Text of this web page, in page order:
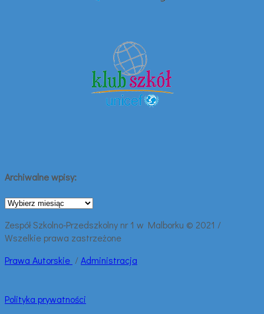
Archiwalne wpisy:
Archiwalne
Zespół Szkolno-Przedszkolny nr 1 w Malborku © 2021 /
Wszelkie prawa zastrzeżone
Prawa Autorskie /Administracja
Polityka prywatności